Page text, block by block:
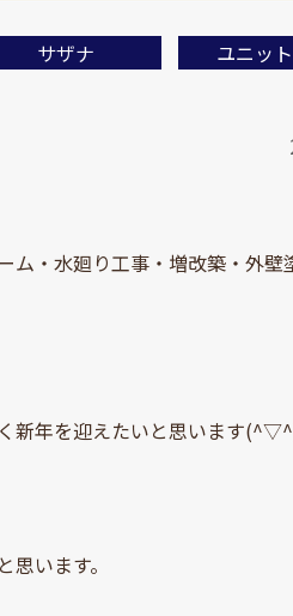
サザナ ユニッ
・水廻り工事・増改築・外壁
新年を迎えたいと思います
います。